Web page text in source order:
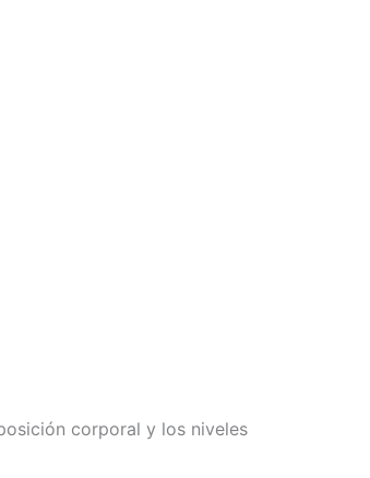
corporal y los niveles